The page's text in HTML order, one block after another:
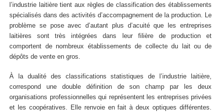
l’industrie laitière tient aux règles de classification des établissements
spécialisés dans des activités d’accompagnement de la production. Le
problème se pose avec d’autant plus d’acuité que les entreprises
laitières sont très intégrées dans leur filière de production et
comportent de nombreux établissements de collecte du lait ou de
dépôts de vente en gros.
À la dualité des classifications statistiques de l’industrie laitière,
correspond une double définition de son champ par les deux
organisations professionnelles qui représentent les entreprises privées
et les coopératives. Elle renvoie en fait à deux optiques différentes.